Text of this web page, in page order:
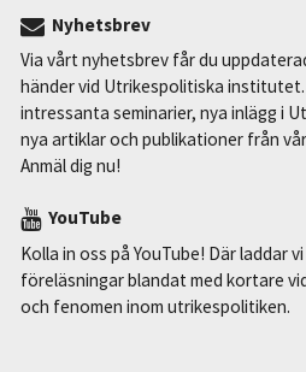
Nyhetsbrev
Via vårt nyhetsbrev får du
händer vid Utrikespolitiska
intressanta seminarier, nya inlägg i
nya artiklar och publikationer från
Anmäl dig nu!
YouTube
Kolla in oss på YouTube! Där laddar
föreläsningar blandat med kortare
och fenomen inom utrikespolitiken.